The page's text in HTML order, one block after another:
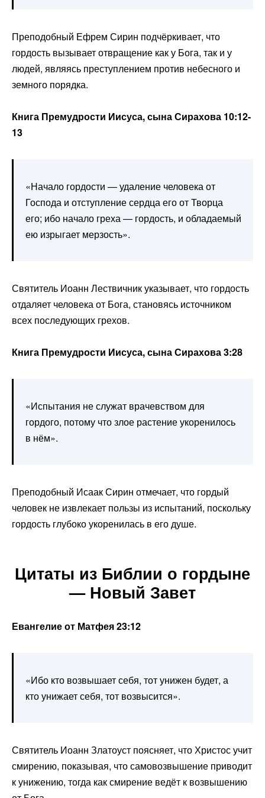
Преподобный Ефрем Сирин подчёркивает, что
гордость вызывает отвращение как у Бога, так и у
людей, являясь преступлением против небесного и
земного порядка.
Книга Премудрости Иисуса, сына Сирахова 10:12-
13
«Начало гордости — удаление человека от
Господа и отступление сердца его от Творца
его; ибо начало греха — гордость, и обладаемый
ею изрыгает мерзость».
Святитель Иоанн Лествичник указывает, что гордость
отдаляет человека от Бога, становясь источником
всех последующих грехов.
Книга Премудрости Иисуса, сына Сирахова 3:28
«Испытания не служат врачевством для
гордого, потому что злое растение укоренилось
в нём».
Преподобный Исаак Сирин отмечает, что гордый
человек не извлекает пользы из испытаний, поскольку
гордость глубоко укоренилась в его душе.
Цитаты из Библии о гордыне
— Новый Завет
Евангелие от Матфея 23:12
«Ибо кто возвышает себя, тот унижен будет, а
кто унижает себя, тот возвысится».
Святитель Иоанн Златоуст поясняет, что Христос учит
смирению, показывая, что самовозвышение приводит
к унижению, тогда как смирение ведёт к возвышению